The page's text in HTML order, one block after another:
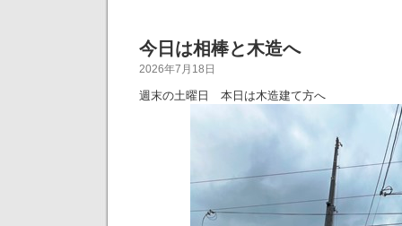
今日は相棒と木造へ
2026年7月18日
週末の土曜日 本日は木造建て方へ